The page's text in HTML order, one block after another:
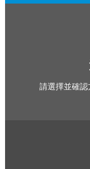
請選擇並確